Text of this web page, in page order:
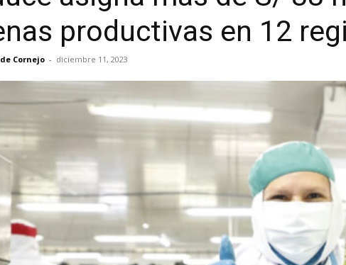
productivas en 12
Cornejo - diciembre 11, 2023